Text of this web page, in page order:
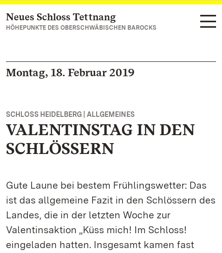
Zum Hauptinhalt springen
Neues Schloss Tettnang
HÖHEPUNKTE DES OBERSCHWÄBISCHEN BAROCKS
Montag, 18. Februar 2019
SCHLOSS HEIDELBERG | ALLGEMEINES
VALENTINSTAG IN DEN
SCHLÖSSERN
Gute Laune bei bestem Frühlingswetter: Das
ist das allgemeine Fazit in den Schlössern des
Landes, die in der letzten Woche zur
Valentinsaktion „Küss mich! Im Schloss!
eingeladen hatten. Insgesamt kamen fast